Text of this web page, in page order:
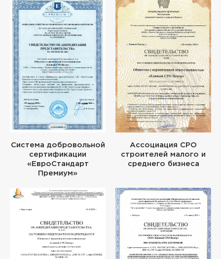
Система добровольной
сертификации
«ЕвроСтандарт
Премиум»
Ассоциация СРО
строителей малого и
среднего бизнеса